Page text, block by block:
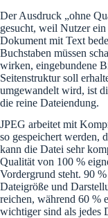
Der Ausdruck „ohne
gesucht, weil Nutzer
Dokument mit Text
Buchstaben müssen
wirken, eingebundene
Seitenstruktur soll
umgewandelt wird, ist
die reine Dateiendung.
JPEG arbeitet mit
so gespeichert werden,
kann die Datei sehr
Qualität von 100 %
Vordergrund steht. 90
Dateigröße und
reichen, während 60 %
wichtiger sind als jedes